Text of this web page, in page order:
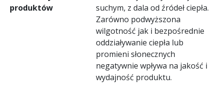
produktów
suchym, z dala od źródeł ciepła.
Zarówno podwyższona
wilgotność jak i bezpośrednie
oddziaływanie ciepła lub
promieni słonecznych
negatywnie wpływa na jakość i
wydajność produktu.